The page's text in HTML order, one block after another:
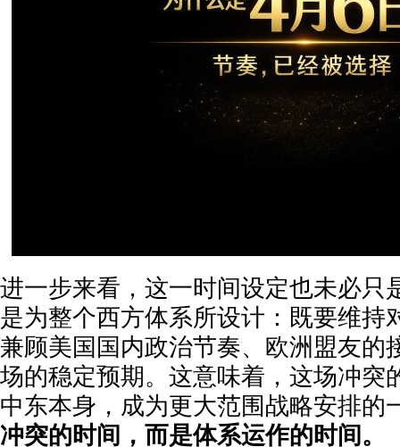
进一步来看，这一时间设定也未必只
是为整个西方体系所设计：既要维持
兼顾美国国内政治节奏、欧洲盟友的
场的稳定预期。这意味着，这场冲突
中东本身，成为更大范围战略安排的
冲突的时间，而是体系运作的时间。